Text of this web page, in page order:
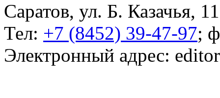
Саратов, ул. Б. Казачья,
Тел: +7 (8452) 39-47-97;
Электронный адрес: